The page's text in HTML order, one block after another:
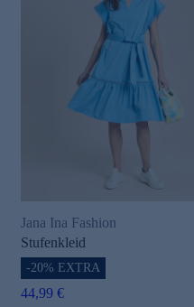
Jana Ina Fashion
Stufenkleid
-20% EXTRA
44,99 €